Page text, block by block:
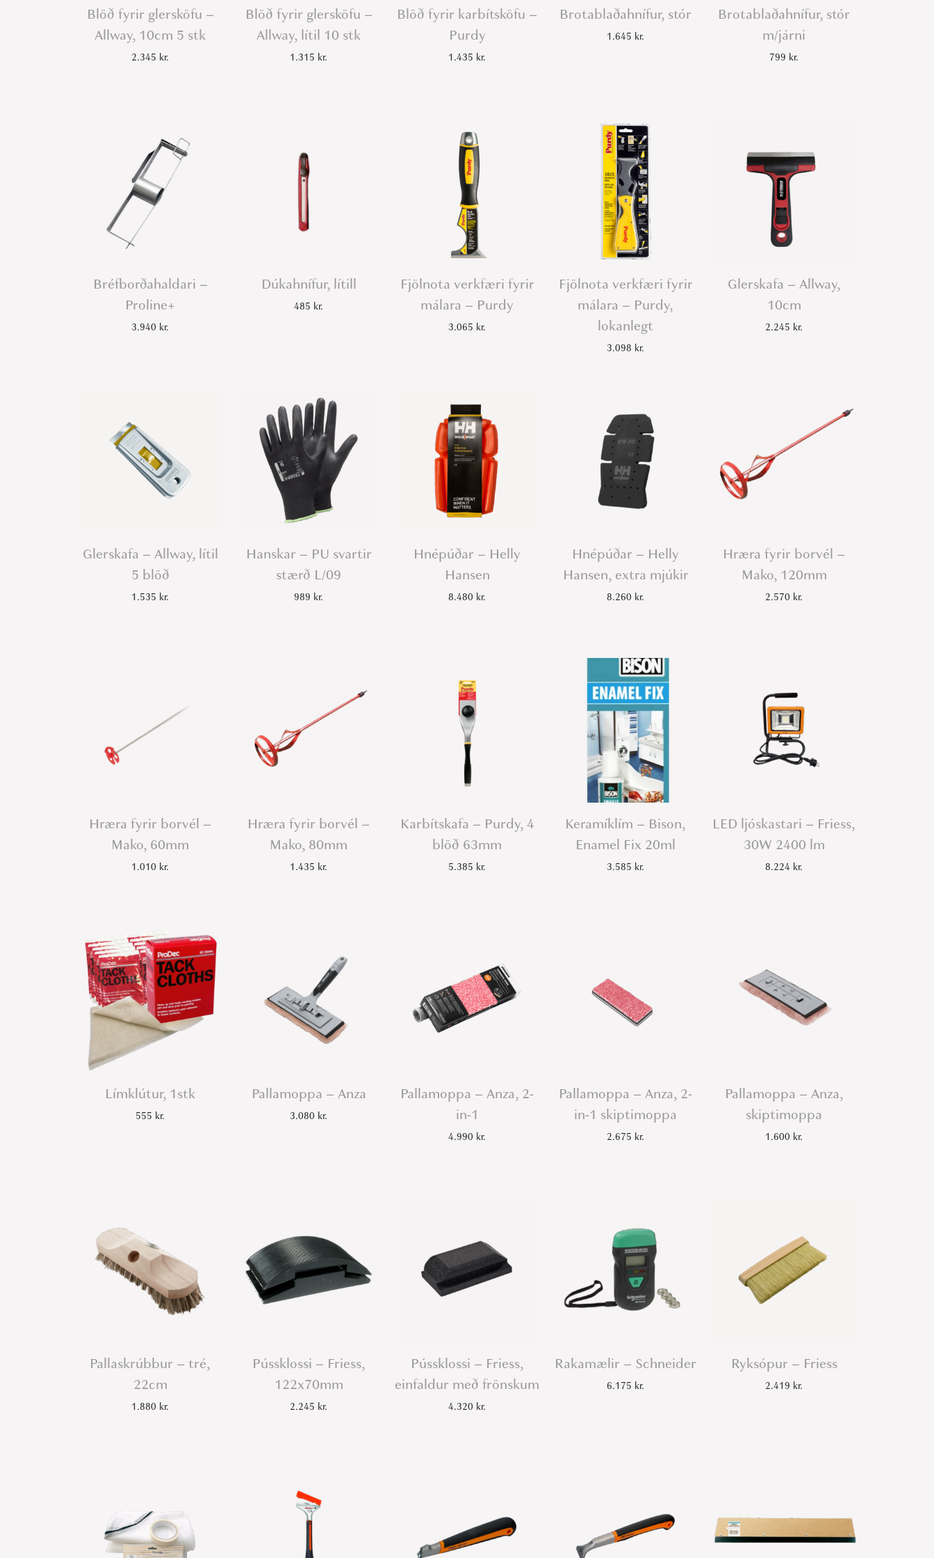
Blöð fyrir glersköfu –
Allway, 10cm 5 stk
2.345 kr.
Blöð fyrir glersköfu –
Allway, lítil 10 stk
1.315 kr.
Blöð fyrir karbítsköfu –
Purdy
1.435 kr.
Brotablaðahnífur, stór
1.645 kr.
Brotablaðahnífur, stór
m/járni
799 kr.
Bréfborðahaldari –
Proline+
3.940 kr.
Dúkahnífur, lítill
485 kr.
Fjölnota verkfæri fyrir
málara – Purdy
3.065 kr.
Fjölnota verkfæri fyrir
málara – Purdy,
lokanlegt
3.098 kr.
Glerskafa – Allway,
10cm
2.245 kr.
Glerskafa – Allway, lítil
5 blöð
1.535 kr.
Hanskar – PU svartir
stærð L/09
989 kr.
Hnépúðar – Helly
Hansen
8.480 kr.
Hnépúðar – Helly
Hansen, extra mjúkir
8.260 kr.
Hræra fyrir borvél –
Mako, 120mm
2.570 kr.
Hræra fyrir borvél –
Mako, 60mm
1.010 kr.
Hræra fyrir borvél –
Mako, 80mm
1.435 kr.
Karbítskafa – Purdy, 4
blöð 63mm
5.385 kr.
Keramíklím – Bison,
Enamel Fix 20ml
3.585 kr.
LED ljóskastari – Friess,
30W 2400 lm
8.224 kr.
Límklútur, 1stk
555 kr.
Pallamoppa – Anza
3.080 kr.
Pallamoppa – Anza, 2-
in-1
4.990 kr.
Pallamoppa – Anza, 2-
in-1 skiptimoppa
2.675 kr.
Pallamoppa – Anza,
skiptimoppa
1.600 kr.
Pallaskrúbbur – tré,
22cm
1.880 kr.
Pússklossi – Friess,
122x70mm
2.245 kr.
Pússklossi – Friess,
einfaldur með frönskum
4.320 kr.
Rakamælir – Schneider
6.175 kr.
Ryksópur – Friess
2.419 kr.